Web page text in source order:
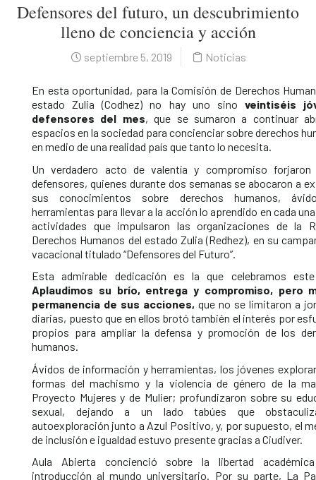
Defensores del futuro, un descubrimiento
lleno de conciencia y acción
septiembre 5, 2019 Noticias
En esta oportunidad, para la Comisión de Derechos
estado Zulia (Codhez) no hay uno sino veintiséis
defensores del mes, que se sumaron a continuar
espacios en la sociedad para concienciar sobre derechos
en medio de una realidad país que tanto lo necesita.
Un verdadero acto de valentía y compromiso forjaron
defensores, quienes durante dos semanas se abocaron a
sus conocimientos sobre derechos humanos,
herramientas para llevar a la acción lo aprendido en cada
actividades que impulsaron las organizaciones de la
Derechos Humanos del estado Zulia (Redhez), en su
vacacional titulado “Defensores del Futuro”.
Esta admirable dedicación es la que celebramos
Aplaudimos su brío, entrega y compromiso, pero
permanencia de sus acciones, que no se limitaron a
diarias, puesto que en ellos brotó también el interés por
propios para ampliar la defensa y promoción de los
humanos.
Ávidos de información y herramientas, los jóvenes
formas del machismo y la violencia de género de la
Proyecto Mujeres y de Mulier; profundizaron sobre su
sexual, dejando a un lado tabúes que
autoexploración junto a Azul Positivo, y, por supuesto, el
de inclusión e igualdad estuvo presente gracias a Ciudiver.
Aula Abierta concienció sobre la libertad
introducción al mundo universitario. Por su parte, La